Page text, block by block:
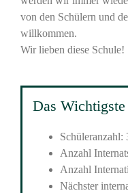
von den Schülern und
willkommen.
Wir lieben diese Schule!
Das
Schüleranzahl:
Anzahl
Anzahl
Nächster